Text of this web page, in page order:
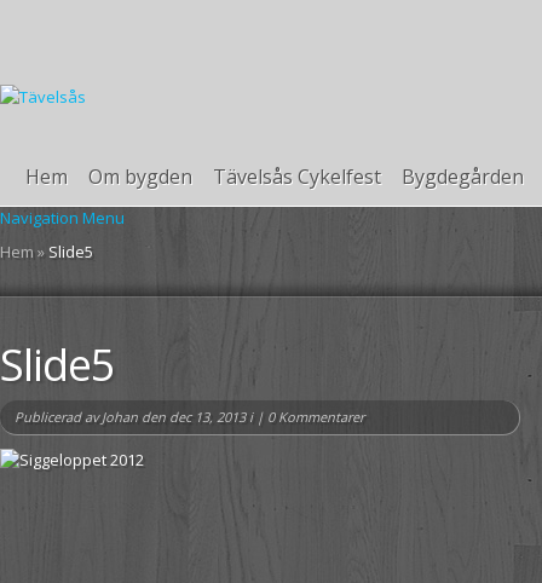
Hem Om bygden Tävelsås Cykelfest Bygdegården
Navigation Menu
Hem » Slide5
Slide5
Publicerad avJohan den dec 13, 2013 i | 0 Kommentarer